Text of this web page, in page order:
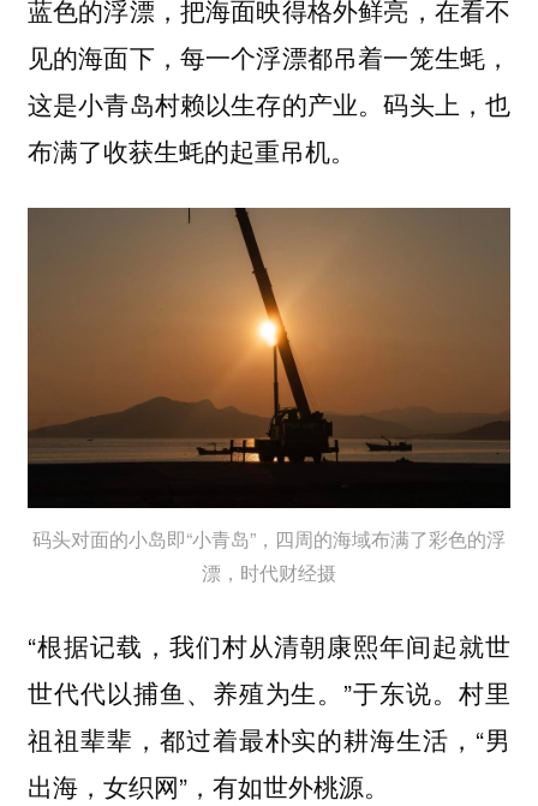
蓝色的浮漂，把海面映得格外鲜亮，在看不
见的海面下，每一个浮漂都吊着一笼生蚝，
这是小青岛村赖以生存的产业。码头上，也
布满了收获生蚝的起重吊机。
码头对面的小岛即“小青岛”，四周的海域布满了彩色的浮
漂，时代财经摄
“根据记载，我们村从清朝康熙年间起就世
世代代以捕鱼、养殖为生。”于东说。村里
祖祖辈辈，都过着最朴实的耕海生活，“男
出海，女织网”，有如世外桃源。